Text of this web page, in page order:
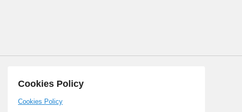
Cookies Policy
Cookies Policy